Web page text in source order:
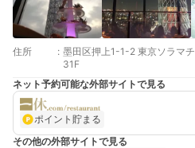
住所 : 墨田区押上1-1-2 東京ソラマチ 東京スカイツリータウン ソラマチ
31F
ネット予約可能な外部サイトで見る
ポイント貯まる
その他の外部サイトで見る